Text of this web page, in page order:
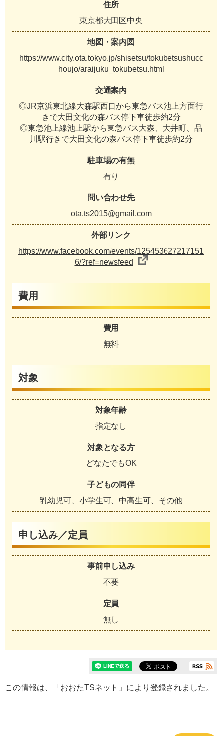
住所
東京都大田区中央
地図・案内図
https://www.city.ota.tokyo.jp/shisetsu/tokubetsushucc
houjo/araijuku_tokubetsu.html
交通案内
◎JR京浜東北線大森駅西口から東急バス池上方面行
きで大田文化の森バス停下車徒歩約2分
◎東急池上線池上駅から東急バス大森、大井町、品
川駅行きで大田文化の森バス停下車徒歩約2分
駐車場の有無
有り
問い合わせ先
ota.ts2015@gmail.com
外部リンク
https://www.facebook.com/events/125453627217151
6/?ref=newsfeed
費用
費用
無料
対象
対象年齢
指定なし
対象となる方
どなたでもOK
子どもの同伴
乳幼児可、小学生可、中高生可、その他
申し込み／定員
事前申し込み
不要
定員
無し
この情報は、「 おおたTSネット 」により登録されました。